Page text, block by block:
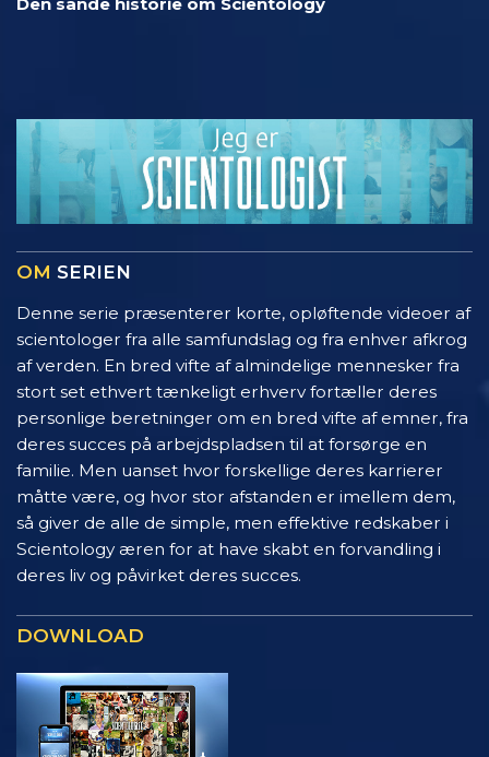
OM SERIEN
Denne serie præsenterer korte, opløftende videoer af
scientologer fra alle samfundslag og fra enhver afkrog
af verden. En bred vifte af almindelige mennesker fra
stort set ethvert tænkeligt erhverv fortæller deres
personlige beretninger om en bred vifte af emner, fra
deres succes på arbejdspladsen til at forsørge en
familie. Men uanset hvor forskellige deres karrierer
måtte være, og hvor stor afstanden er imellem dem,
så giver de alle de simple, men effektive redskaber i
Scientology æren for at have skabt en forvandling i
deres liv og påvirket deres succes.
DOWNLOAD